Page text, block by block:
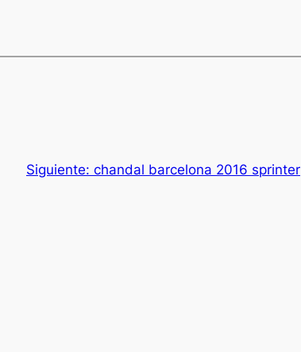
Siguiente: chandal barcelona 2016 sprinter